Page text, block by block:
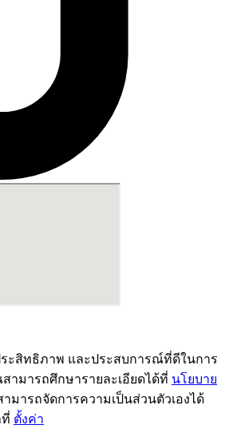
ะสิทธิภาพ และประสบการณ์ที่ดีในการ
ามารถศึกษารายละเอียดได้ที่ นโยบาย
ามารถจัดการความเป็นส่วนตัวเองได้
ตั้งค่า